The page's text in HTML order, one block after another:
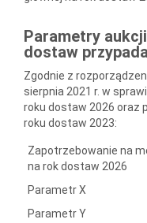
Parametry
dostaw
Zgodnie z
sierpnia 2021 r. w
roku dostaw 2026 oraz
roku dostaw 2023:
Zapotrzebowanie na
na rok dostaw 2026
Parametr X
Parametr Y